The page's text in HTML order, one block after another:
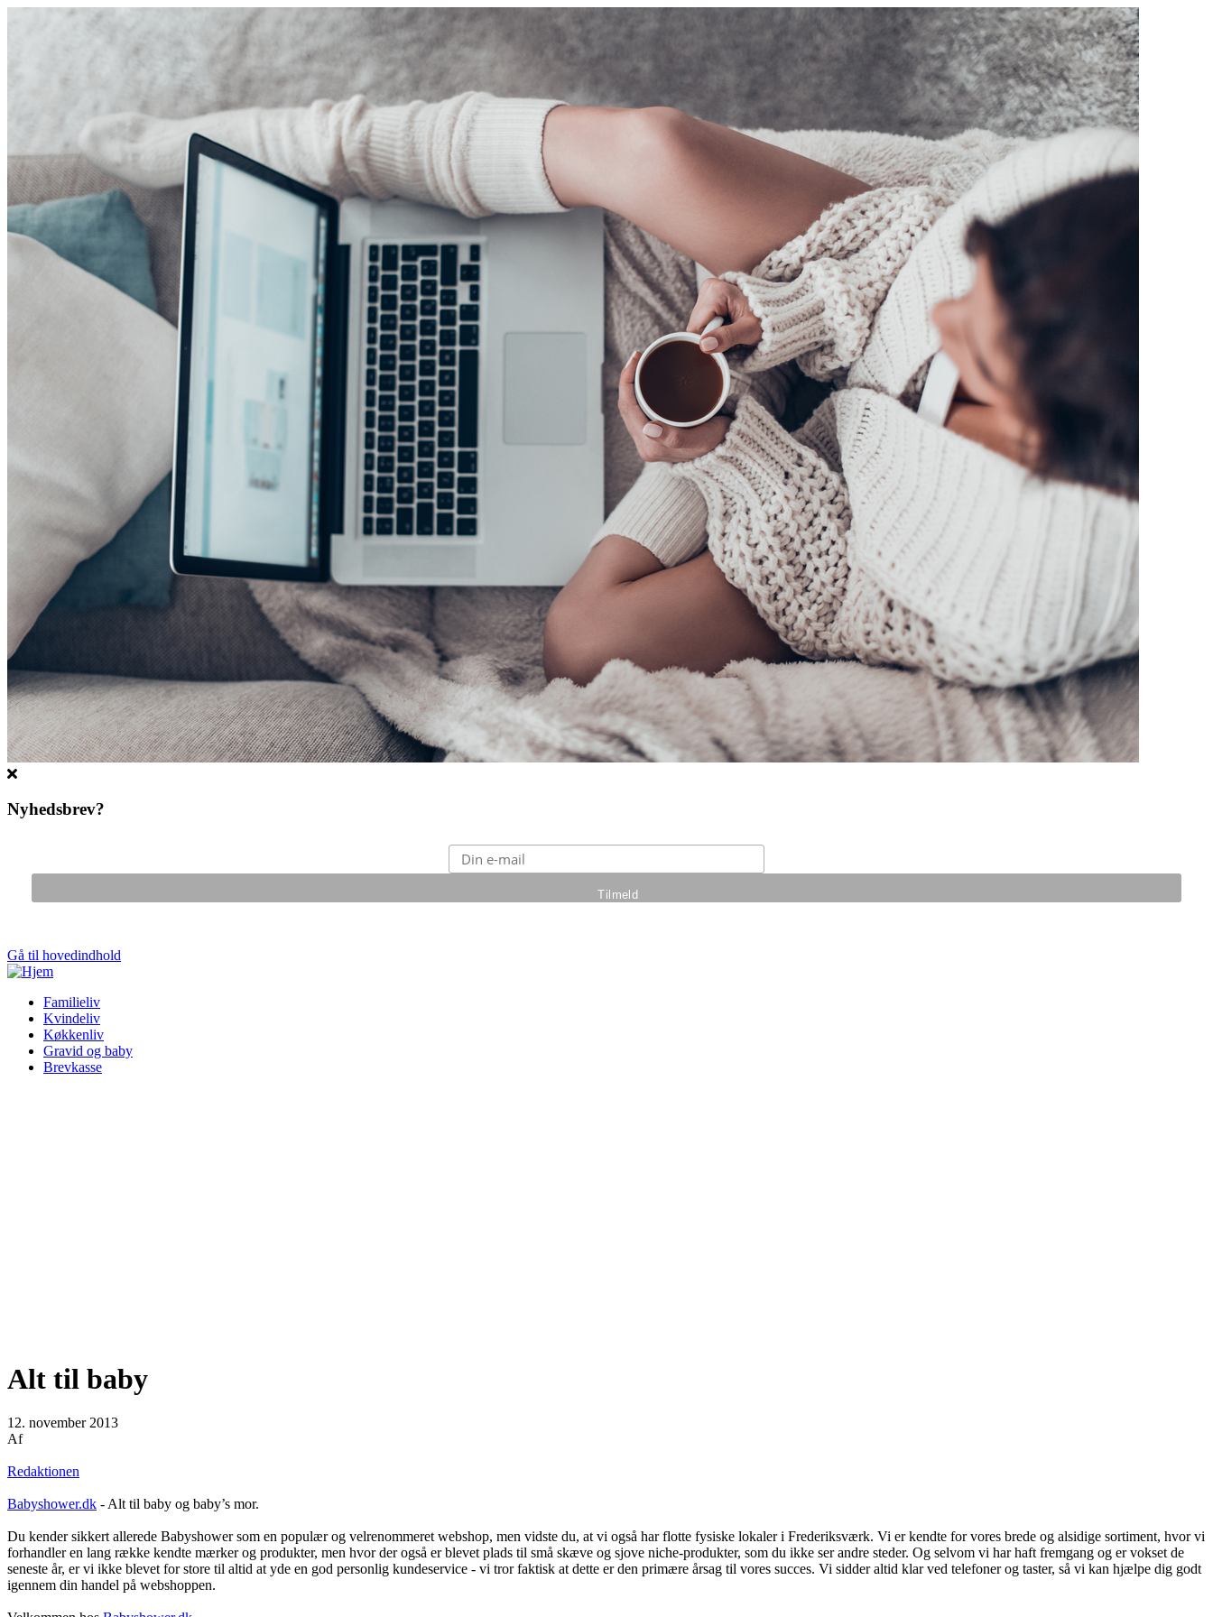
Nyhedsbrev?
Gå til hovedindhold
Familieliv
Kvindeliv
Køkkenliv
Gravid og baby
Brevkasse
Alt til baby
12. november 2013
Af
Redaktionen
Babyshower.dk - Alt til baby og baby’s mor.
Du kender sikkert allerede Babyshower som en populær og velrenommeret webshop, men vidste du, at vi også har flotte fysiske lokaler i Frederiksværk. Vi er kendte for vores brede og alsidige sortiment, hvor vi
forhandler en lang række kendte mærker og produkter, men hvor der også er blevet plads til små skæve og sjove niche-produkter, som du ikke ser andre steder. Og selvom vi har haft fremgang og er vokset de
seneste år, er vi ikke blevet for store til altid at yde en god personlig kundeservice - vi tror faktisk at dette er den primære årsag til vores succes. Vi sidder altid klar ved telefoner og taster, så vi kan hjælpe dig godt
igennem din handel på webshoppen.